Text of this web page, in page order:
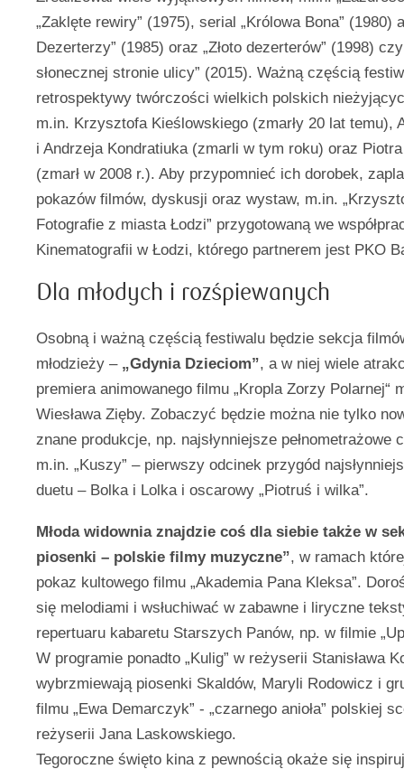
„Zaklęte rewiry” (1975), serial „Królowa Bona” (1980)
Dezerterzy” (1985) oraz „Złoto dezerterów” (1998)
słonecznej stronie ulicy” (2015). Ważną częścią
retrospektywy twórczości wielkich polskich
m.in. Krzysztofa Kieślowskiego (zmarły 20 lat temu),
i Andrzeja Kondratiuka (zmarli w tym roku) oraz
(zmarł w 2008 r.). Aby przypomnieć ich dorobek,
pokazów filmów, dyskusji oraz wystaw, m.in.
Fotografie z miasta Łodzi” przygotowaną we
Kinematografii w Łodzi, którego partnerem jest PKO
Dla młodych i rozśpiewanych
Osobną i ważną częścią festiwalu będzie sekcja
młodzieży – „Gdynia Dzieciom”, a w niej wiele
premiera animowanego filmu „Kropla Zorzy Polarnej“
Wiesława Zięby. Zobaczyć będzie można nie tylko
znane produkcje, np. najsłynniejsze pełnometrażowe
m.in. „Kuszy” – pierwszy odcinek przygód
duetu – Bolka i Lolka i oscarowy „Piotruś i wilka”.
Młoda widownia znajdzie coś dla siebie także w
piosenki – polskie filmy muzyczne”, w ramach
pokaz kultowego filmu „Akademia Pana Kleksa”.
się melodiami i wsłuchiwać w zabawne i liryczne
repertuaru kabaretu Starszych Panów, np. w filmie
W programie ponadto „Kulig” w reżyserii Stanisława
wybrzmiewają piosenki Skaldów, Maryli Rodowicz i
filmu „Ewa Demarczyk” - „czarnego anioła” polskiej
reżyserii Jana Laskowskiego.
Tegoroczne święto kina z pewnością okaże się